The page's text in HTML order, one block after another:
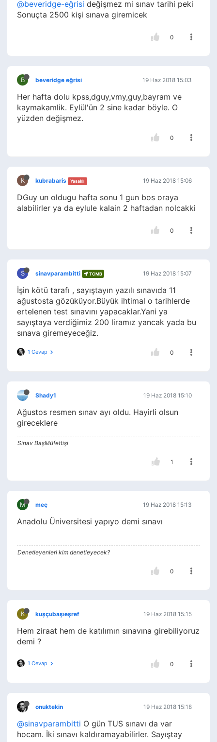
@beveridge-eğrisi değişmez mi sınav tarihi peki
Sonuçta 2500 kişi sınava giremicek
0
B beveridge eğrisi 19 Haz 2018 15:03
Her hafta dolu kpss,dguy,vmy,guy,bayram ve
kaymakamlik. Eylül'ün 2 sine kadar böyle. O
yüzden değişmez.
0
K kubrabaris Yasaklı 19 Haz 2018 15:06
DGuy un oldugu hafta sonu 1 gun bos oraya
alabilirler ya da eylule kalain 2 haftadan nolcakki
0
S sinavparambitti TCMB 19 Haz 2018 15:07
İşin kötü tarafı , sayıştayın yazılı sınavıda 11
ağustosta gözüküyor.Büyük ihtimal o tarihlerde
ertelenen test sınavını yapacaklar.Yani ya
sayıştaya verdiğimiz 200 liramız yancak yada bu
sınava giremeyeceğiz.
1 Cevap 0
Shady1 19 Haz 2018 15:10
Ağustos resmen sınav ayı oldu. Hayirli olsun
gireceklere
Sinav BaşMüfettişi
1
M meç 19 Haz 2018 15:13
Anadolu Üniversitesi yapıyo demi sınavı
Denetleyenleri kim denetleyecek?
0
K kuşçubaşıeşref 19 Haz 2018 15:15
Hem ziraat hem de katılımın sınavına girebiliyoruz
demi ?
1 Cevap 0
onuktekin 19 Haz 2018 15:18
@sinavparambitti O gün TUS sınavı da var
hocam. İki sınavı kaldıramayabilirler. Sayıştay